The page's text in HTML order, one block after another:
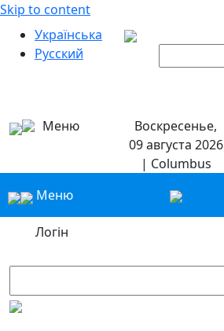
Skip to content
Українська
Русский
Меню
Воскресенье,
09 августа 2026
| Columbus
Меню
Логін